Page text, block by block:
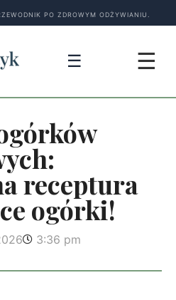
PO ZDROWYM ODŻYWIANIU.
☰ ☰
receptura
ogórki!
3:36 pm